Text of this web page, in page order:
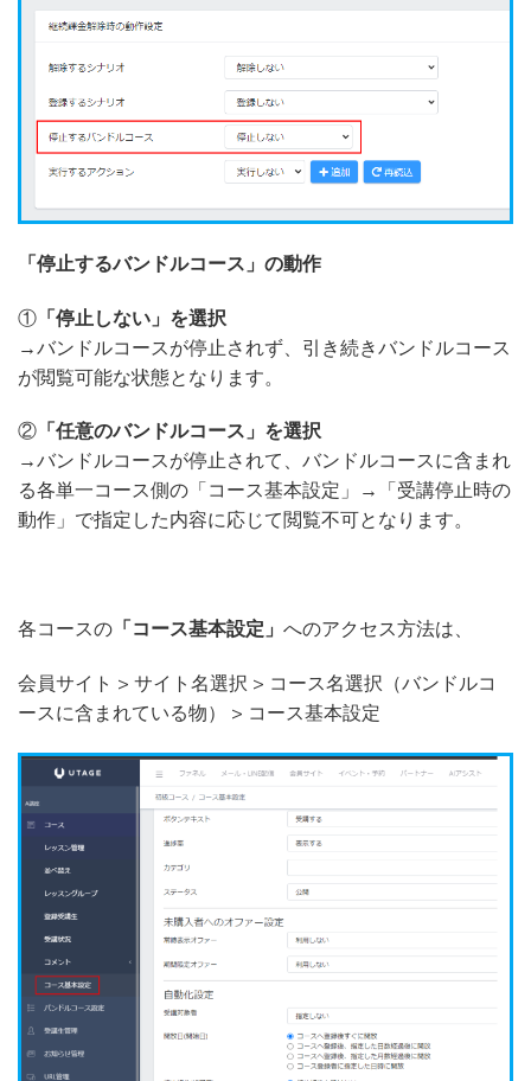
「停止するバンドルコース」の動作
① 「停止しない」を選択
→バンドルコースが停止されず、引き続きバンドルコース
が閲覧可能な状態となります。
② 「任意のバンドルコース」を選択
→バンドルコースが停止されて、バンドルコースに含まれ
る各単一コース側の「コース基本設定」→「受講停止時の
動作」で指定した内容に応じて閲覧不可となります。
各コースの 「コース基本設定」 へのアクセス方法は、
会員サイト > サイト名選択 > コース名選択（バンドルコ
ースに含まれている物） > コース基本設定